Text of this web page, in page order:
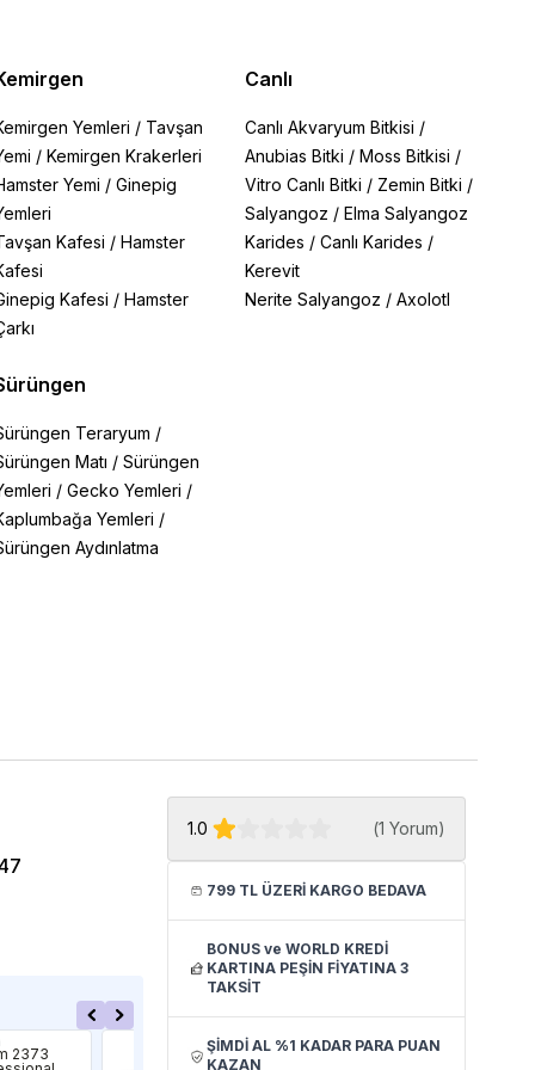
Yemleri / Tavşan
/ Kemirgen Krakerleri
Yemi / Ginepig
Kafesi / Hamster
Kafesi / Hamster
Teraryum /
Matı / Sürüngen
/ Gecko Yemleri /
Yemleri /
Aydınlatma
Canlı
Canlı Akvaryum Bitkisi /
Anubias Bitki /Moss Bitkisi /
Vitro Canlı Bitki / Zemin Bitki /
Salyangoz /Elma Salyangoz
Karides /Canlı Karides /
Kerevit
Nerite Salyangoz /Axolotl
2373
Eheim
Eheim Classic
1.0 (1 Yorum)
799 TL ÜZERİ KARGO BEDAVA
BONUS ve WORLD KREDİ
KARTINA PEŞİN FİYATINA 3
TAKSİT
ŞİMDİ AL %1 KADAR PARA PUAN
KAZAN